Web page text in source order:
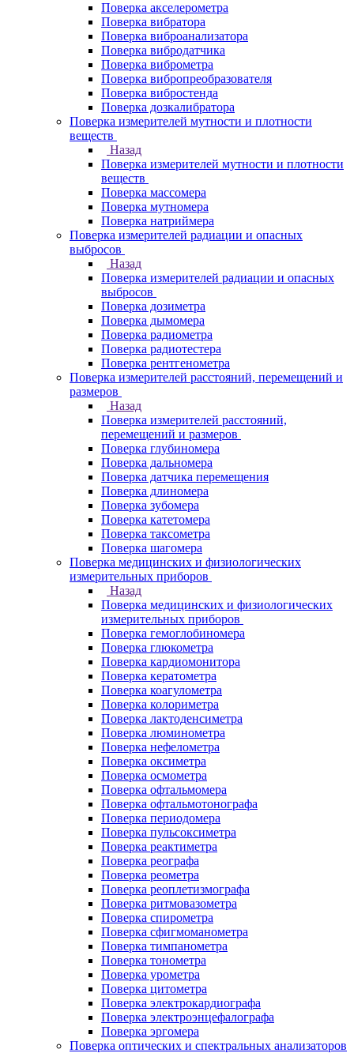
Поверка акселерометра
Поверка вибратора
Поверка виброанализатора
Поверка вибродатчика
Поверка виброметра
Поверка вибропреобразователя
Поверка вибростенда
Поверка дозкалибратора
Поверка измерителей мутности и плотности
веществ
Назад
Поверка измерителей мутности и плотности
веществ
Поверка массомера
Поверка мутномера
Поверка натриймера
Поверка измерителей радиации и опасных
выбросов
Назад
Поверка измерителей радиации и опасных
выбросов
Поверка дозиметра
Поверка дымомера
Поверка радиометра
Поверка радиотестера
Поверка рентгенометра
Поверка измерителей расстояний, перемещений и
размеров
Назад
Поверка измерителей расстояний,
перемещений и размеров
Поверка глубиномера
Поверка дальномера
Поверка датчика перемещения
Поверка длиномера
Поверка зубомера
Поверка катетомера
Поверка таксометра
Поверка шагомера
Поверка медицинских и физиологических
измерительных приборов
Назад
Поверка медицинских и физиологических
измерительных приборов
Поверка гемоглобиномера
Поверка глюкометра
Поверка кардиомонитора
Поверка кератометра
Поверка коагулометра
Поверка колориметра
Поверка лактоденсиметра
Поверка люминометра
Поверка нефелометра
Поверка оксиметра
Поверка осмометра
Поверка офтальмомера
Поверка офтальмотонографа
Поверка периодомера
Поверка пульсоксиметра
Поверка реактиметра
Поверка реографа
Поверка реометра
Поверка реоплетизмографа
Поверка ритмовазометра
Поверка спирометра
Поверка сфигмоманометра
Поверка тимпанометра
Поверка тонометра
Поверка урометра
Поверка цитометра
Поверка электрокардиографа
Поверка электроэнцефалографа
Поверка эргомера
Поверка оптических и спектральных анализаторов